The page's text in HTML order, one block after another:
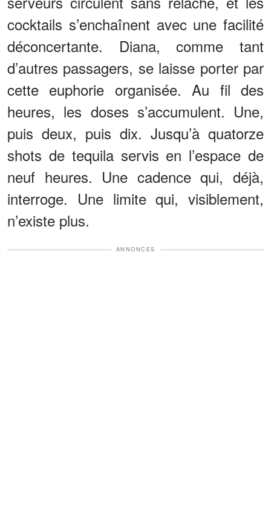
cocktails s’enchaînent avec une facilité
déconcertante. Diana, comme tant
d’autres passagers, se laisse porter par
cette euphorie organisée. Au fil des
heures, les doses s’accumulent. Une,
puis deux, puis dix. Jusqu’à quatorze
shots de tequila servis en l’espace de
neuf heures. Une cadence qui, déjà,
interroge. Une limite qui, visiblement,
n’existe plus.
ANNONCES